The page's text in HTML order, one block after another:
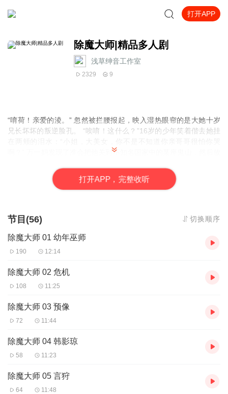
打开APP
除魔大师|精品多人剧
浅草绅音工作室
2329 9
“唷荷！亲爱的淩。” 忽然被拦腰报起，映入湿热眼帘的是大她十岁
兄长坏坏的叛逆脸孔。 “唉唷！这什么？”16岁的少年笑着偕去她挂
啊？” 万一妈发现了准会把他关到不知名国家中的某座鬼山，然后放
是自己的妹妹重要。 淩噗嗤一声笑了出来，虽然整张脸哭得挂满鼻
涕和泪水，还是不难看出她青灵的面貌，不难预见十年后的容貌，
值青少年阶段的青春年华，长相亮眼又帅气，而且率性的让爸妈想
整，师长想打，同学崇拜到五体投地；和淩一样，有张漂亮的脸，
但却多了那么一份叛逆和什么都不在乎的气势，使得他看上去有些
危险。 “你又在浪费你的能力了对不对？”韩希勒歪着一边眉毛研究
起怪胎， 他到觉得魔女好多了，至少还有些格调。 他看着沈默不语
作者： 蕊琪
统筹/监制：柴少鸿
策划/
导演：蓝萍
审听：雨若琴弦
对轨：韩妞妞
cast：
打开APP，完整收听
节目(56) 切换顺序
除魔大师 01 幼年巫师
190 12:14
除魔大师 02 危机
108 11:25
除魔大师 03 预像
72 11:44
除魔大师 04 韩影琼
58 11:23
除魔大师 05 言狩
64 11:48